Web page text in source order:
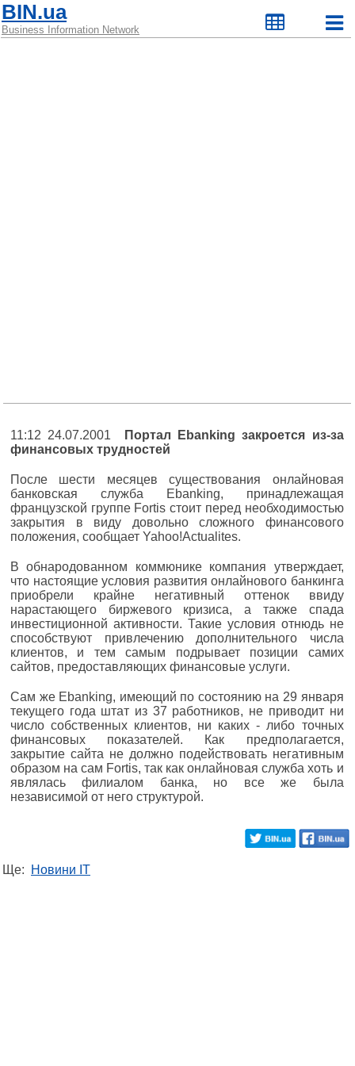
BIN.ua
Business Information Network
11:12 24.07.2001
Портал Ebanking закроется из-за
финансовых трудностей
После шести месяцев существования онлайновая
банковская служба Ebanking, принадлежащая
французской группе Fortis стоит перед необходимостью
закрытия в виду довольно сложного финансового
положения, сообщает Yahoo!Actualites.
В обнародованном коммюнике компания утверждает,
что настоящие условия развития онлайнового банкинга
приобрели крайне негативный оттенок ввиду
нарастающего биржевого кризиса, а также спада
инвестиционной активности. Такие условия отнюдь не
способствуют привлечению дополнительного числа
клиентов, и тем самым подрывает позиции самих
сайтов, предоставляющих финансовые услуги.
Сам же Ebanking, имеющий по состоянию на 29 января
текущего года штат из 37 работников, не приводит ни
число собственных клиентов, ни каких - либо точных
финансовых показателей. Как предполагается,
закрытие сайта не должно подействовать негативным
образом на сам Fortis, так как онлайновая служба хоть и
являлась филиалом банка, но все же была
независимой от него структурой.
Ще: Новини IT